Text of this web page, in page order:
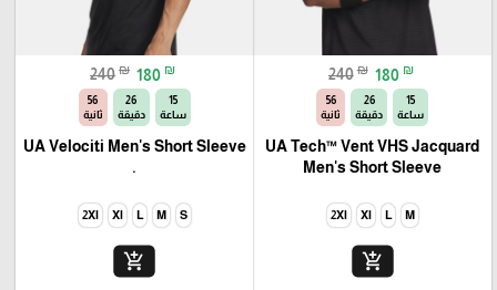
240 ₪ 180 ₪
15
ساعة
26
دقيقة
54
ثانية
UA Tech™ Vent VHS Jacquard
Men's Short Sleeve
M
L
Xl
2Xl
add_shopping_cart
240 ₪ 180 ₪
15
ساعة
26
دقيقة
54
ثانية
UA Velociti Men's Short Sleeve
.
S
M
L
Xl
2Xl
add_shopping_cart